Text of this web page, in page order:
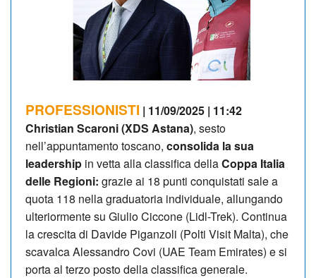
PROFESSIONISTI | 11/09/2025 | 11:42
Christian Scaroni (XDS Astana), sesto
nell’appuntamento toscano, consolida la sua
leadership in vetta alla classifica dellaCoppa Italia
delle Regioni: grazie ai 18 punti conquistati sale a
quota 118 nella graduatoria individuale, allungando
ulteriormente su Giulio Ciccone (Lidl-Trek). Continua
la crescita di Davide Piganzoli (Polti Visit Malta), che
scavalca Alessandro Covi (UAE Team Emirates) e si
porta al terzo posto della classifica generale.